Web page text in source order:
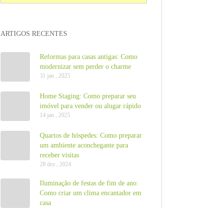
ARTIGOS RECENTES
Reformas para casas antigas: Como
modernizar sem perder o charme
31 jan , 2025
Home Staging: Como preparar seu
imóvel para vender ou alugar rápido
14 jan , 2025
Quartos de hóspedes: Como preparar
um ambiente aconchegante para
receber visitas
28 dez , 2024
Iluminação de festas de fim de ano:
Como criar um clima encantador em
casa